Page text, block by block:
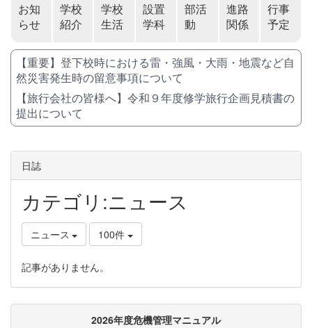
お知
らせ
学校
紹介
学校
生活
設置
学科
部活
動
進路
関係
行事
予定
【重要】登下校時における雷・強風・大雨・地震など自
然災害発生時の留意事項について
【旅行会社の皆様へ】令和９年度修学旅行企画見積書の
提出について
日誌
カテゴリ:ニュース
ニュース 100件
記事がありません。
2026年度危機管理マニュアル